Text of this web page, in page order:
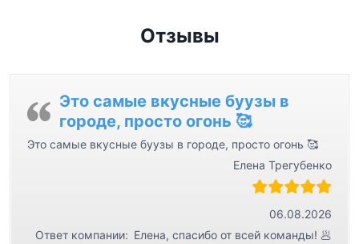
и
Отзывы
Это самые вкусные буузы в
городе, просто огонь 🥰
Это самые вкусные буузы в городе, просто огонь 🥰
Елена Трегубенко
06.08.2026
Ответ компании: Елена, спасибо от всей команды! 🥟